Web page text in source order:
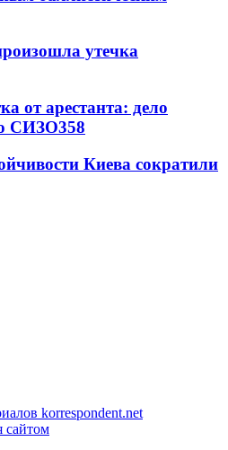
утечка
от арестанта: дело
СИЗО358
Киева сократили
korrespondent.net
сайтом